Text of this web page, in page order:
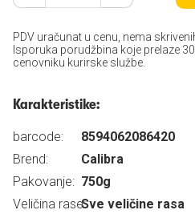
PDV uračunat u cenu, nema
Isporuka porudžbina koje prelaze
cenovniku kurirske službe.
Karakteristike:
barcode:
8594062086420
Brend:
Calibra
Pakovanje: 750g
Veličina rase:Sve veličine rasa